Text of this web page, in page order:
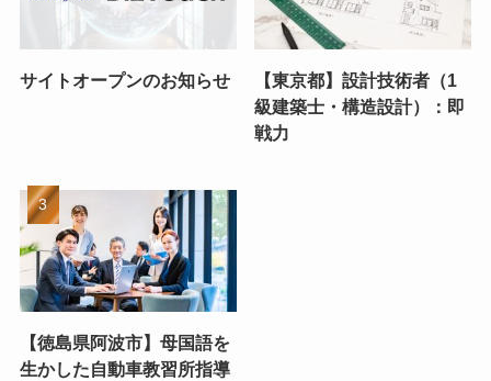
サイトオープンのお知らせ
【東京都】設計技術者（1
級建築士・構造設計）：即
戦力
【徳島県阿波市】母国語を
生かした自動車教習所指導